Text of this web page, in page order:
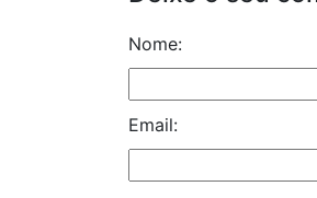
Nome:
Email: